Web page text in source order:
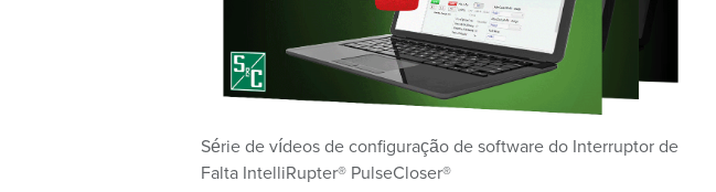
Série de vídeos de configuração de software do Interruptor de
Falta IntelliRupter® PulseCloser®